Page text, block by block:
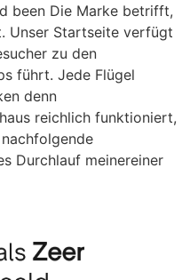
been Die Marke betrifft,
Unser Startseite verfügt
zu den
führt. Jede Flügel
denn
reichlich funktioniert,
Durchlauf meinereiner